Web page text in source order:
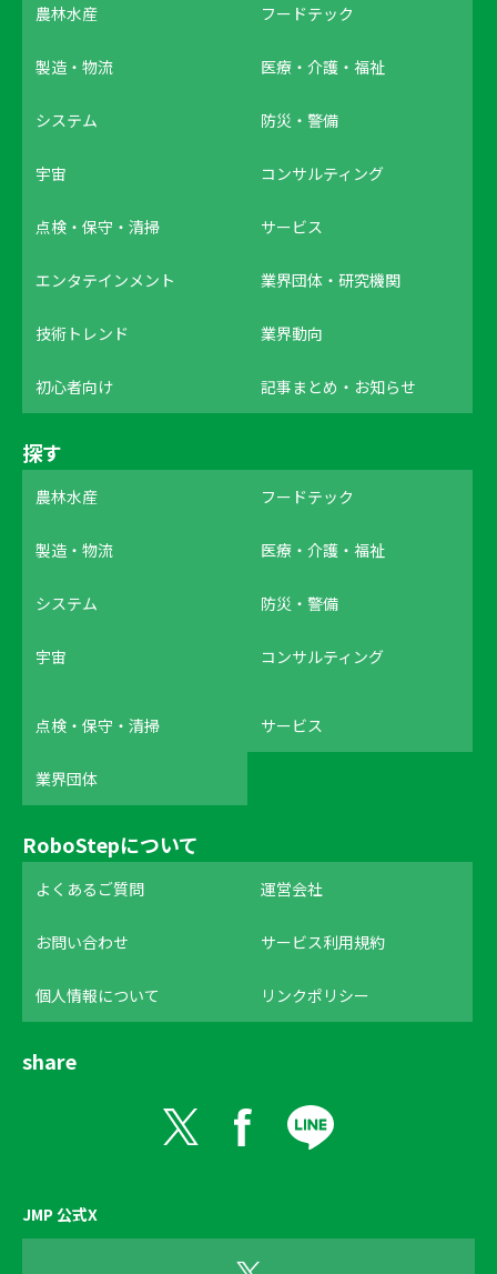
農林水産 フードテック
製造・物流 医療・介護・福祉
システム 防災・警備
宇宙 コンサルティング
点検・保守・清掃 サービス
エンタテインメント 業界団体・研究機関
技術トレンド 業界動向
初心者向け 記事まとめ・お知らせ
探す
農林水産 フードテック
製造・物流 医療・介護・福祉
システム 防災・警備
宇宙 コンサルティング
点検・保守・清掃 サービス
業界団体
RoboStepについて
よくあるご質問 運営会社
お問い合わせ サービス利用規約
個人情報について リンクポリシー
share
JMP 公式X